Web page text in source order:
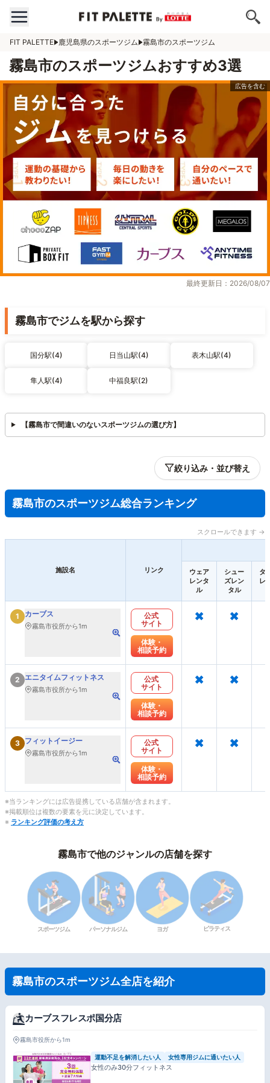
FIT PALETTE 鹿児島県のスポーツジム 霧島市のスポーツジム
霧島市のスポーツジムおすすめ3選
最終更新日：2026/08/07
霧島市でジムを駅から探す
国分駅(4) 日当山駅(4) 表木山駅(4)
隼人駅(4) 中福良駅(2)
【霧島市で間違いのないスポーツジムの選び方】
絞り込み・並び替え
霧島市のスポーツジム総合ランキング
スクロールできます →
施設名 リンク
ウェア
レンタ
ル
シュー
ズレン
タル
タ
レ
1 カーブス
霧島市役所から1m
公式
サイト
体験・
相談予約
× ×
2 エニタイムフィットネス
霧島市役所から1m
公式
サイト
体験・
相談予約
× ×
3 フィットイージー
霧島市役所から1m
公式
サイト
体験・
相談予約
× ×
※当ランキングには広告提携している店舗が含まれます。
※掲載順位は複数の要素を元に決定しています。
※ ランキング評価の考え方
霧島市で他のジャンルの店舗を探す
スポーツジム パーソナルジム ヨガ ピラティス
霧島市のスポーツジム全店を紹介
カーブスフレスポ国分店
霧島市役所から1m
運動不足を解消したい人 女性専用ジムに通いたい人
女性のみ30分フィットネス